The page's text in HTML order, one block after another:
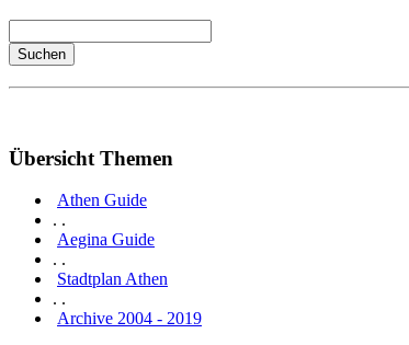
Übersicht Themen
Athen Guide
. .
Aegina Guide
. .
Stadtplan Athen
. .
Archive 2004 - 2019